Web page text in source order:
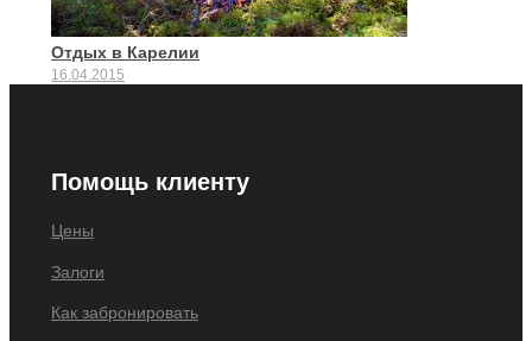
Отдых в Карелии
16.04.2015
Помощь клиенту
Цены
Залоги
Как забронировать